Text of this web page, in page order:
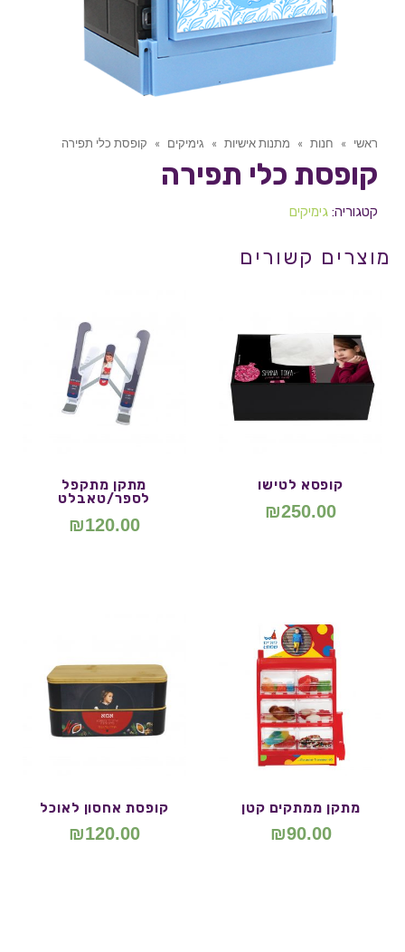
ראשי » חנות » מתנות אישיות » גימיקים » קופסת כלי תפירה
קופסת כלי תפירה
קטגוריה: גימיקים
מוצרים קשורים
קופסא לטישו
₪250.00
מתקן מתקפל
לספר/טאבלט
₪120.00
מתקן ממתקים קטן
₪90.00
קופסת אחסון לאוכל
₪120.00